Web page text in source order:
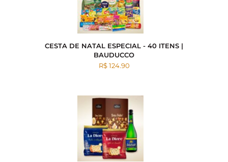
CESTA DE NATAL ESPECIAL - 40 ITENS |
BAUDUCCO
R$ 124.90